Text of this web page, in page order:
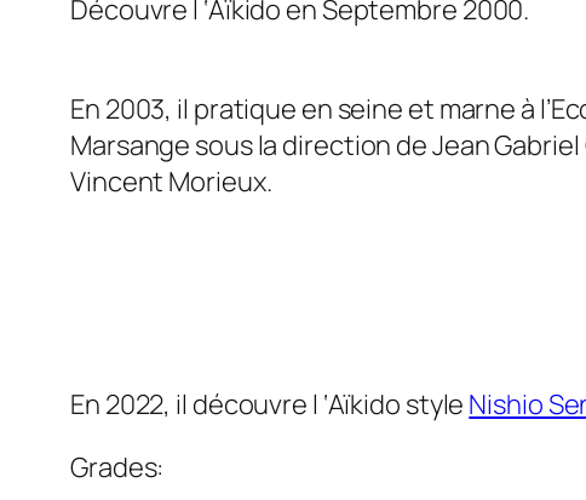
Découvre l ‘Aïkido en Septembre 2000.
En 2003, il pratique en seine et marne à
Marsange sous la direction de Jean
Vincent Morieux.
En 2022, il découvre l ‘Aïkido style Nishio
Grades: